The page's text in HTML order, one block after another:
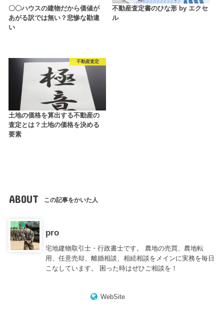
〇〇ハウスの建物だから価値が
あがる訳では無い？悲惨な勘違
い
不動産査定書のひな形 by エクセ
ル
不動産査定
土地の価格を算出する不動産の
査定とは？土地の価格を決める
要素
ABOUT この記事をかいた人
pro
宅地建物取引士・行政書士です。 農地の売買、農地転
用、任意売却、離婚相談、相続相談をメインに実務を毎日
こなしています。 困った時はぜひご相談を！
WebSite